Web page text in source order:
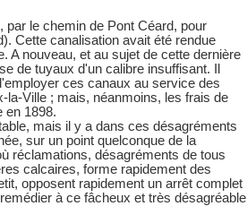
par le chemin de Pont Céard, pour
Cette canalisation avait été rendue
A nouveau, et au sujet de cette dernière
de tuyaux d'un calibre insuffisant. Il
ces canaux au service des
la-Ville ; mais, néanmoins, les frais de
en 1898.
mais il y a dans ces désagréments
sur un point quelconque de la
réclamations, désagréments de tous
calcaires, forme rapidement des
opposent rapidement un arrêt complet
à ce fâcheux et très désagréable